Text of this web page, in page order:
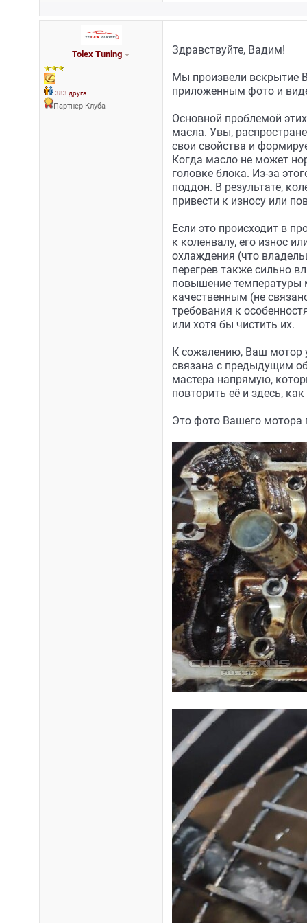
Tolex Tuning
383 друга
Партнер Клуба
Здравствуйте, Вадим!
Мы произвели вскрытие
приложенным фото и
Основной проблемой
масла. Увы,
свои свойства и
Когда масло не может
головке блока. Из-за
поддон. В результате,
привести к износу или
Если это происходит в
к коленвалу, его износ
охлаждения (что
перегрев также сильно
повышение температуры
качественным (не
требования к
или хотя бы чистить их.
К сожалению, Ваш мотор
связана с предыдущим
мастера напрямую,
повторить её и здесь,
Это фото Вашего мотора